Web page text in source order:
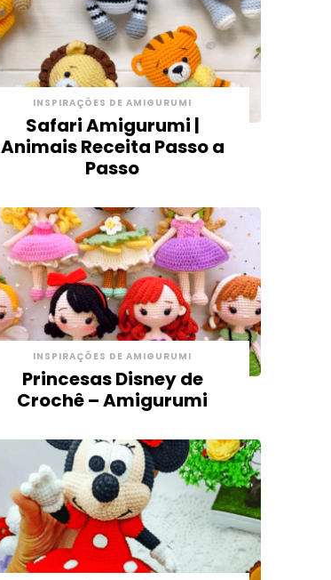
INSPIRAÇÕES DE AMIGURUMI
Safari Amigurumi |
Animais Receita Passo a
Passo
INSPIRAÇÕES DE AMIGURUMI
Princesas Disney de
Crochê – Amigurumi